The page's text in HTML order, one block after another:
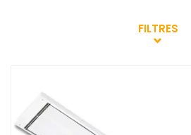
FILTRES